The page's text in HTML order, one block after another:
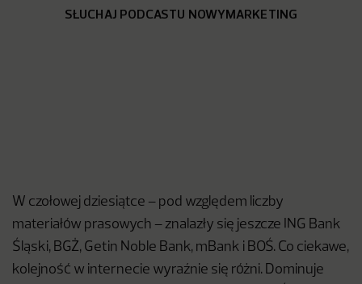
SŁUCHAJ PODCASTU NOWYMARKETING
W czołowej dziesiątce – pod względem liczby
materiałów prasowych – znalazły się jeszcze ING Bank
Śląski, BGŻ, Getin Noble Bank, mBank i BOŚ. Co ciekawe,
kolejność w internecie wyraźnie się różni. Dominuje